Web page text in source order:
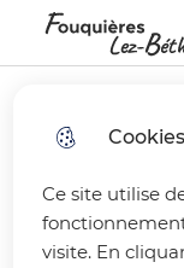
Cookies
Ce site utilise
visite. En
Skip
menu
to
Fouquières-lez-
Sitemap